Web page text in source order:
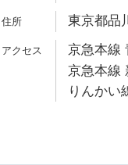
東京都品
京急本線
京急本線
りんかい